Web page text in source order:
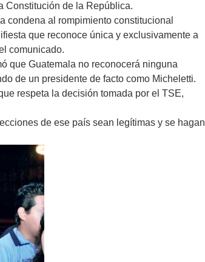
Constitución de la República.
condena al rompimiento constitucional
que reconoce única y exclusivamente a
comunicado.
que Guatemala no reconocerá ninguna
de un presidente de facto como Micheletti.
respeta la decisión tomada por el TSE,
de ese país sean legítimas y se hagan